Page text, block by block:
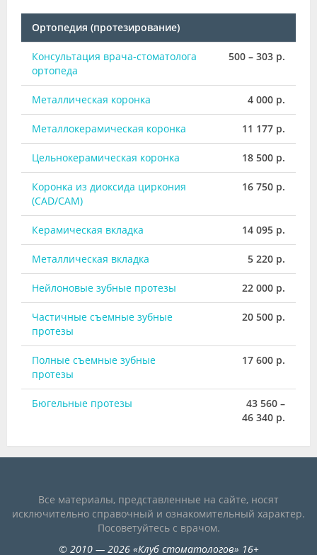
Ортопедия (протезирование)
Консультация врача-стоматолога
ортопеда
500 – 303 р.
Металлическая коронка 4 000 р.
Металлокерамическая коронка 11 177 р.
Цельнокерамическая коронка 18 500 р.
Коронка из диоксида циркония
(CAD/CAM)
16 750 р.
Керамическая вкладка 14 095 р.
Металлическая вкладка 5 220 р.
Нейлоновые зубные протезы 22 000 р.
Частичные съемные зубные
протезы
20 500 р.
Полные съемные зубные
протезы
17 600 р.
Бюгельные протезы
43 560 –
46 340 р.
Все материалы, представленные на сайте, носят
исключительно справочный и ознакомительный характер.
Посоветуйтесь с врачом.
© 2010— 2026«Клуб стоматологов» 16+